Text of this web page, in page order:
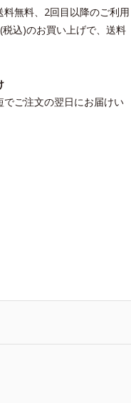
無料、2回目以降のご利用
込)のお買い上げで、送料
ご注文の翌日にお届けい